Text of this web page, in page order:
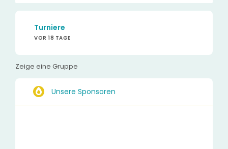
Turniere
VOR 18 TAGE
Zeige eine Gruppe
Unsere Sponsoren